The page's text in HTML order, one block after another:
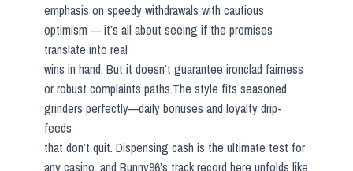
emphasis on speedy withdrawals with cautious
optimism — it’s all about seeing if the promises
translate into real
wins in hand. But it doesn’t guarantee ironclad fairness
or robust complaints paths.The style fits seasoned
grinders perfectly—daily bonuses and loyalty drip-
feeds
that don’t quit. Dispensing cash is the ultimate test for
any casino, and Bunny96’s track record here unfolds like